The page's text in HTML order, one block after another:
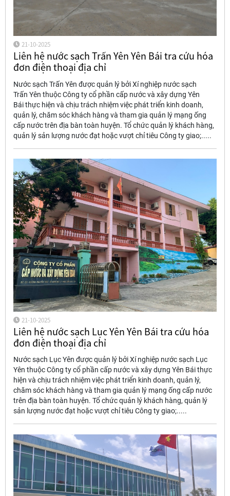
21-10-2025
Liên hệ nước sạch Trấn Yên Yên Bái tra cứu hóa
đơn điện thoại địa chỉ
Nước sạch Trấn Yên được quản lý bởi Xí nghiệp nước sạch
Trấn Yên thuộc Công ty cổ phần cấp nước và xây dựng Yên
Bái thực hiện và chịu trách nhiệm việc phát triển kinh doanh,
quản lý, chăm sóc khách hàng và tham gia quản lý mạng ống
cấp nước trên địa bàn toàn huyện. Tổ chức quản lý khách hàng,
quản lý sản lượng nước đạt hoặc vượt chỉ tiêu Công ty giao;.....
21-10-2025
Liên hệ nước sạch Lục Yên Yên Bái tra cứu hóa
đơn điện thoại địa chỉ
Nước sạch Lục Yên được quản lý bởi Xí nghiệp nước sạch Lục
Yên thuộc Công ty cổ phần cấp nước và xây dựng Yên Bái thực
hiện và chịu trách nhiệm việc phát triển kinh doanh, quản lý,
chăm sóc khách hàng và tham gia quản lý mạng ống cấp nước
trên địa bàn toàn huyện. Tổ chức quản lý khách hàng, quản lý
sản lượng nước đạt hoặc vượt chỉ tiêu Công ty giao;.....